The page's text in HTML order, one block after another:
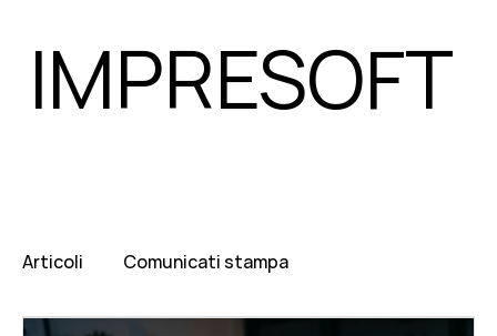
IMPRESOFT
Articoli Comunicati stampa